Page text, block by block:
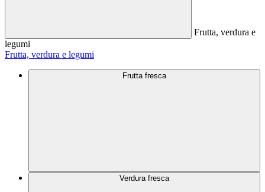
Frutta, verdura e
legumi
Frutta, verdura e legumi
Frutta fresca
Verdura fresca